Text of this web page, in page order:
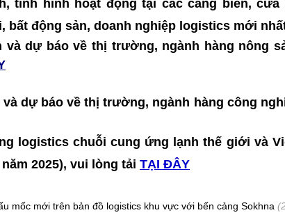
tình hình hoạt động tại các cảng biển,
bất động sản, doanh nghiệp logistics mới
và dự báo về thị trường, ngành hàng nông
và dự báo về thị trường, ngành hàng công
logistics chuỗi cung ứng lạnh thế giới và
2025), vui lòng tải TẠI ĐÂY
mốc mới trên bản đồ logistics khu vực với bến cảng Sokhna